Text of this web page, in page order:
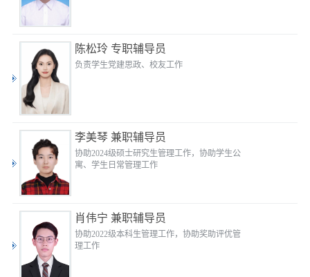
陈松玲 专职辅导员
负责学生党建思政、校友工作
李美琴 兼职辅导员
协助2024级硕士研究生管理工作，协助学生公
寓、学生日常管理工作
肖伟宁 兼职辅导员
协助2022级本科生管理工作，协助奖助评优管
理工作